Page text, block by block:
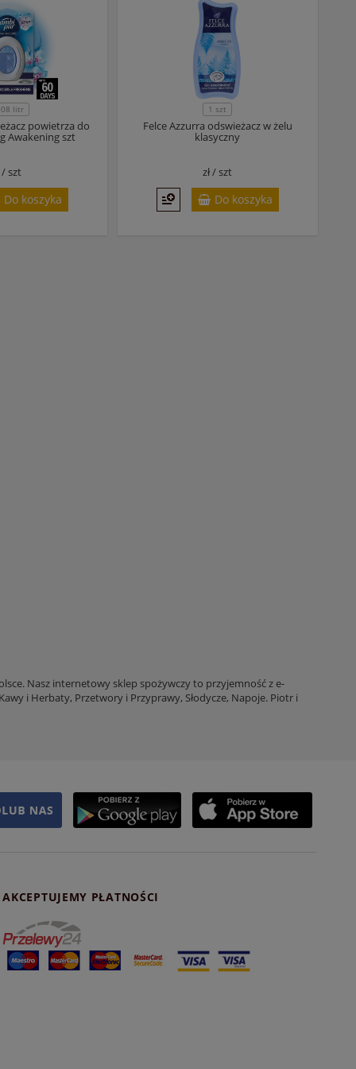
litr
powietrza do
Awakening szt
/szt
Do koszyka
1 szt
Felce Azzurra odswieżacz w żelu
klasyczny
zł /szt
Do koszyka
Nasz internetowy sklep spożywczy to przyjemność z e-
i Herbaty, Przetwory i Przyprawy, Słodycze, Napoje. Piotr i
AKCEPTUJEMY PŁATNOŚCI